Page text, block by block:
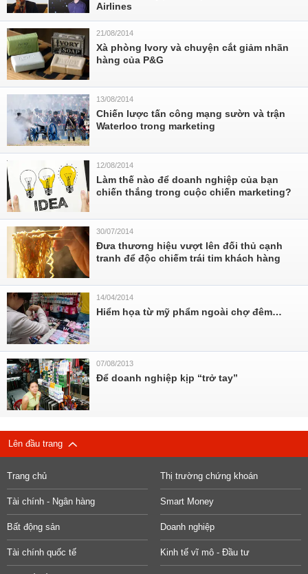
Airlines
21/08/2014
Xà phòng Ivory và chuyện cắt giảm nhãn
hàng của P&G
13/08/2014
Chiến lược tấn công mạng sườn và trận
Waterloo trong marketing
12/08/2014
Làm thế nào để doanh nghiệp của bạn
chiến thắng trong cuộc chiến marketing?
30/07/2014
Đưa thương hiệu vượt lên đối thủ cạnh
tranh để độc chiếm trái tim khách hàng
14/04/2014
Hiểm họa từ mỹ phẩm ngoài chợ đêm…
07/08/2013
Để doanh nghiệp kịp “trở tay”
Lên đầu trang
Trang chủ Thị trường chứng khoán
Tài chính - Ngân hàng Smart Money
Bất động sản Doanh nghiệp
Tài chính quốc tế Kinh tế vĩ mô - Đầu tư